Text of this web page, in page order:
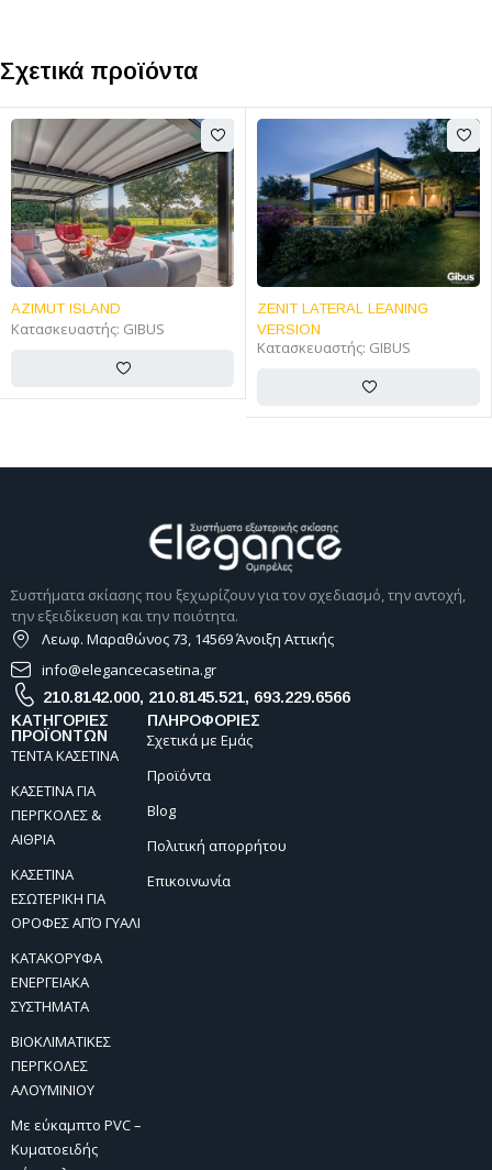
Σχετικά προϊόντα
AZIMUT ISLAND
Κατασκευαστής:GIBUS
ZENIT LATERAL LEANING
VERSION
Κατασκευαστής:GIBUS
Συστήματα σκίασης που ξεχωρίζουν για τον σχεδιασμό, την αντοχή,
την εξειδίκευση και την ποιότητα.
ΚΑΤΗΓΟΡΙΕΣ
ΠΡΟΪΟΝΤΩΝ
ΤΕΝΤΑ ΚΑΣΕΤΙΝΑ
ΚΑΣΕΤΙΝΑ ΓΙΑ
ΠΕΡΓΚΟΛΕΣ &
ΑΙΘΡΙΑ
ΚΑΣΕΤΙΝΑ
ΕΣΩΤΕΡΙΚΗ ΓΙΑ
ΟΡΟΦΕΣ ΑΠΌ ΓΥΑΛΙ
ΚΑΤΑΚΟΡΥΦΑ
ΕΝΕΡΓΕΙΑΚΑ
ΣΥΣΤΗΜΑΤΑ
ΒΙΟΚΛΙΜΑΤΙΚΕΣ
ΠΕΡΓΚΟΛΕΣ
ΑΛΟΥΜΙΝΙΟΥ
Με εύκαμπτο PVC –
Κυματοειδής
ΠΛΗΡΟΦΟΡΙΕΣ
Σχετικά με Εμάς
Προϊόντα
Blog
Πολιτική απορρήτου
Επικοινωνία
Λεωφ. Μαραθώνος 73, 14569 Άνοιξη Αττικής
info@elegancecasetina.gr
210.8142.000, 210.8145.521, 693.229.6566